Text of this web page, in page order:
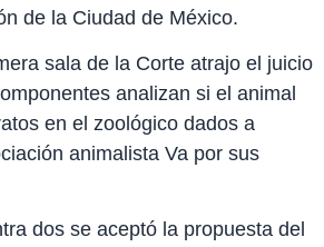
de la Ciudad de México.
sala de la Corte atrajo el juicio
analizan si el animal
en el zoológico dados a
animalista Va por sus
dos se aceptó la propuesta del